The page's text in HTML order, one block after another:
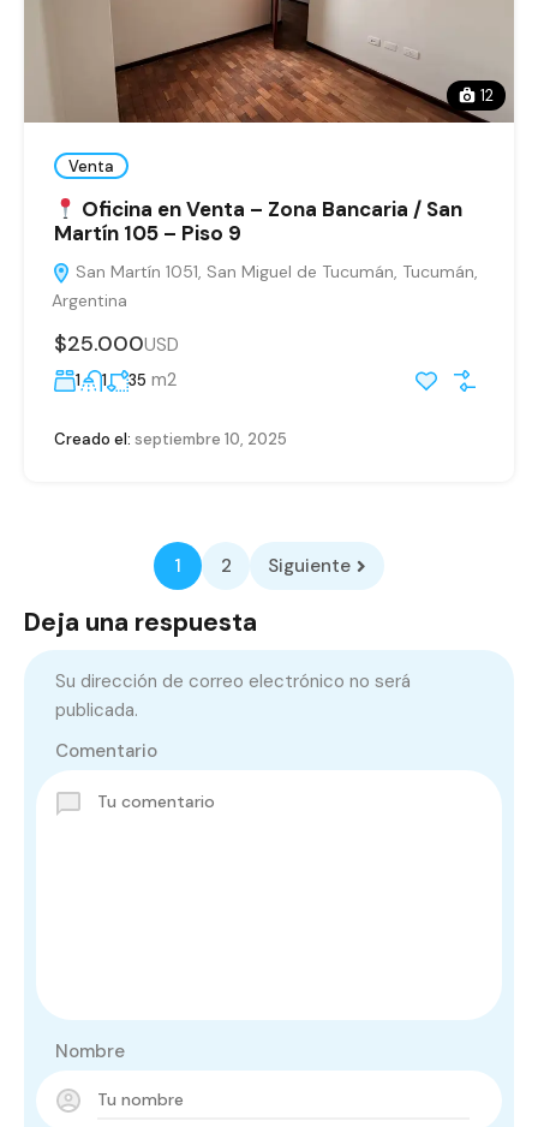
12
Venta
Oficina en Venta – Zona Bancaria / San
Martín 105 – Piso 9
San Martín 1051, San Miguel de Tucumán, Tucumán,
Argentina
$25.000USD
1 1 35 m2
Creado el: septiembre 10, 2025
1 2 Siguiente
Deja una respuesta
Su dirección de correo electrónico no será
publicada.
Comentario
Nombre